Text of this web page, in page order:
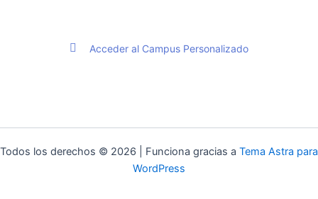
Acceder al Campus Personalizado
Todos los derechos © 2026 | Funciona gracias a Tema Astra para
WordPress